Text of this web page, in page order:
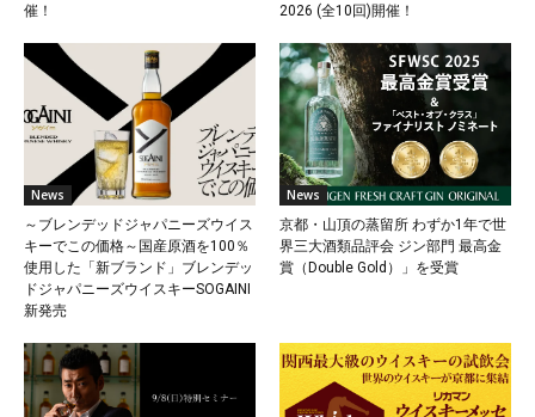
催！
2026 (全10回)開催！
News
～ブレンデッドジャパニーズウイス
キーでこの価格～国産原酒を100％
使用した「新ブランド」ブレンデッ
ドジャパニーズウイスキーSOGAINI
新発売
News
京都・山頂の蒸留所 わずか1年で世
界三大酒類品評会 ジン部門 最高金
賞（Double Gold）」を受賞